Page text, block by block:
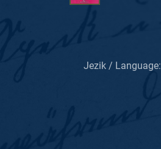
Jezik / Language: